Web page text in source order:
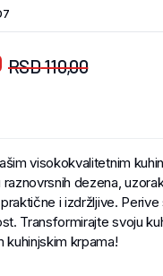
RSD110,00
visokokvalitetnim
dezena,
i izdržljive. Perive
Transformirajte svoju
kuhinjskim krpama!